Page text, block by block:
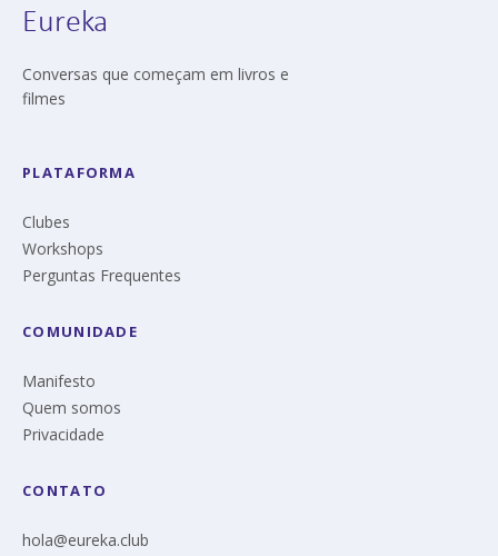
Eureka
Conversas que começam em livros e
filmes
PLATAFORMA
Clubes
Workshops
Perguntas Frequentes
COMUNIDADE
Manifesto
Quem somos
Privacidade
CONTATO
hola@eureka.club